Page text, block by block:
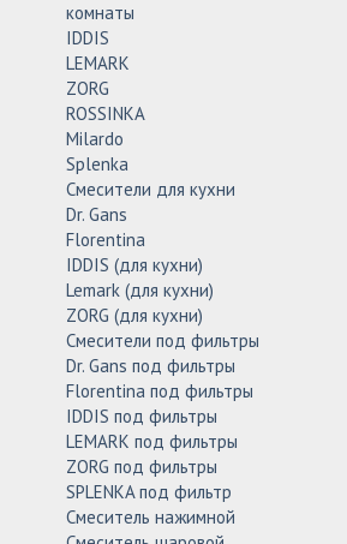
комнаты
IDDIS
LEMARK
ZORG
ROSSINKA
Milardo
Splenka
Смесители для кухни
Dr. Gans
Florentina
IDDIS (для кухни)
Lemark (для кухни)
ZORG (для кухни)
Смесители под фильтры
Dr. Gans под фильтры
Florentina под фильтры
IDDIS под фильтры
LEMARK под фильтры
ZORG под фильтры
SPLENKA под фильтр
Смеситель нажимной